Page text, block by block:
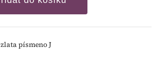
písmeno J